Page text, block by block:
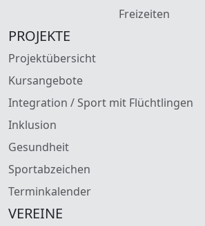
Freizeiten
PROJEKTE
Projektübersicht
Kursangebote
Integration / Sport mit Flüchtlingen
Inklusion
Gesundheit
Sportabzeichen
Terminkalender
VEREINE